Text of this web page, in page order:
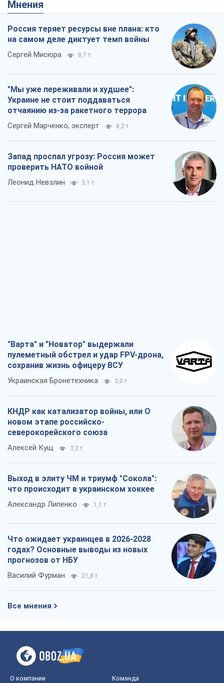
Мнения
Россия теряет ресурсы вне плана: кто
на самом деле диктует темп войны
Сергей Мисюра 8,7 т.
"Мы уже переживали и худшее":
Украине не стоит поддаваться
отчаянию из-за ракетного террора
Сергей Марченко, эксперт 8,2 т.
Запад проспал угрозу: Россия может
проверить НАТО войной
Леонид Невзлин 3,1 т.
"Варта" и "Новатор" выдержали
пулеметный обстрел и удар FPV-дрона,
сохранив жизнь офицеру ВСУ
Украинская Бронетехника 3,0 т.
КНДР как катализатор войны, или О
новом этапе российско-
северокорейского союза
Алексей Кущ 3,2 т.
Выход в элиту ЧМ и триумф "Сокола":
что происходит в украинском хоккее
Александр Липенко 1,1 т.
Что ожидает украинцев в 2026-2028
годах? Основные выводы из новых
прогнозов от НБУ
Василий Фурман 21,8 т.
Все мнения
О компании Команда